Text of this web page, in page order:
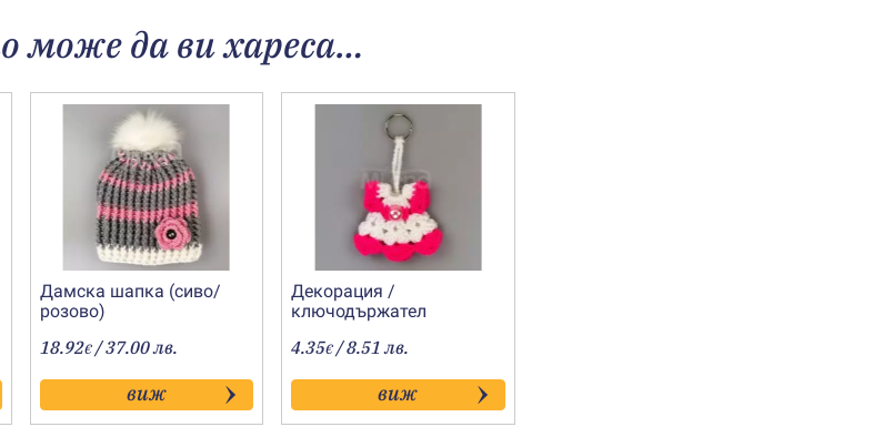
може да ви хареса…
Дамска шапка (сиво/
розово)
18.92€/ 37.00 лв.
виж
Декорация /
ключодържател
4.35€ / 8.51 лв.
виж